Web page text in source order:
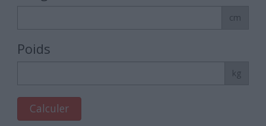
cm
Poids
kg
Calculer